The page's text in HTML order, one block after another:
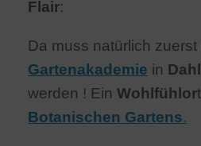
Flair:
Da muss natürlich zuerst
Gartenakademie in
werden ! Ein Wohlfühlor
Botanischen Gartens.